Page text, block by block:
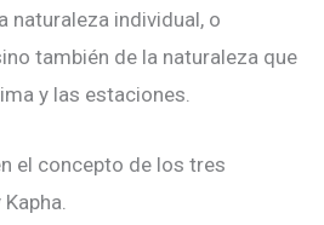
naturaleza individual, o
también de la naturaleza que
y las estaciones.
el concepto de los tres